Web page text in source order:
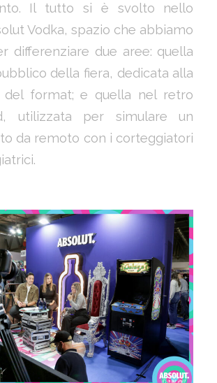
Il tutto si è svolto nello
Vodka, spazio che abbiamo
differenziare due aree: quella
della fiera, dedicata alla
del format; e quella nel retro
utilizzata per simulare un
da remoto con i corteggiatori